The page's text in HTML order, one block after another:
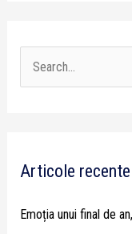
c
Articole recente
Emoția unui final de